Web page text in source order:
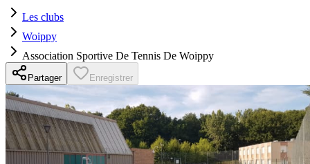
Les clubs
Woippy
Association Sportive De Tennis De Woippy
Partager Enregistrer